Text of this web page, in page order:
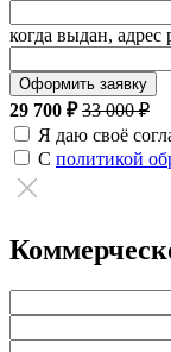
когда выдан, адрес
Оформить заявку
29 700 ₽ 33 000 ₽
Я даю своё
С политикой